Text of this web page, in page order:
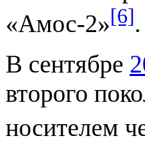
«Амос-2»[6].
В сентябре
второго
носителем